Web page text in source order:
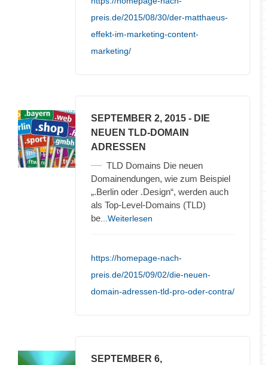
preis.de/2015/08/30/der-matthaeus-
effekt-im-marketing-content-
marketing/
SEPTEMBER 2, 2015 - DIE
NEUEN TLD-DOMAIN
ADRESSEN
TLD Domains Die neuen
Domainendungen, wie zum Beispiel
„.Berlin oder .Design“, werden auch
als Top-Level-Domains (TLD)
be ...Weiterlesen
https://homepage-nach-
preis.de/2015/09/02/die-neuen-
domain-adressen-tld-pro-oder-contra/
SEPTEMBER 6,